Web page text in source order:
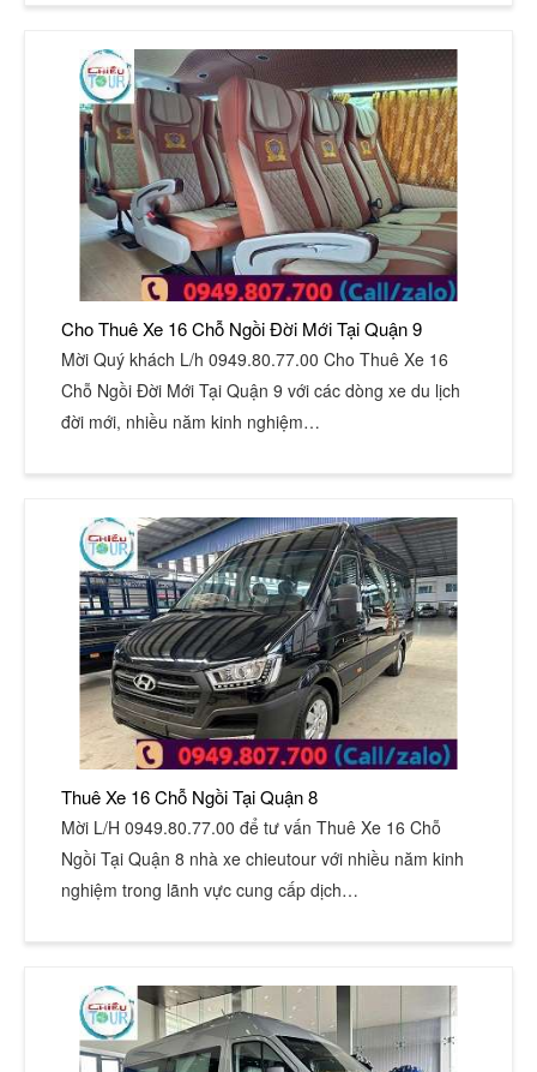
Cho Thuê Xe 16 Chỗ Ngồi Đời Mới Tại Quận 9
Mời Quý khách L/h 0949.80.77.00 Cho Thuê Xe 16
Chỗ Ngồi Đời Mới Tại Quận 9 với các dòng xe du lịch
đời mới, nhiều năm kinh nghiệm…
Thuê Xe 16 Chỗ Ngồi Tại Quận 8
Mời L/H 0949.80.77.00 để tư vấn Thuê Xe 16 Chỗ
Ngồi Tại Quận 8 nhà xe chieutour với nhiều năm kinh
nghiệm trong lãnh vực cung cấp dịch…